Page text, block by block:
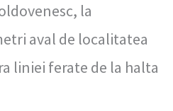
la
aval de localitatea
liniei ferate de la halta